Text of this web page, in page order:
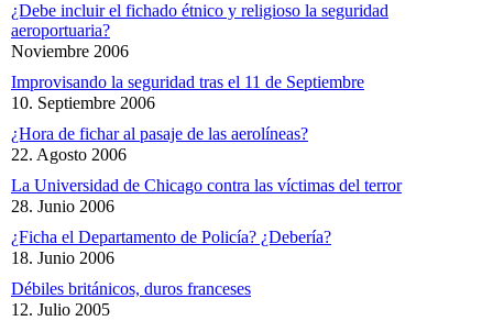
¿Debe incluir el fichado étnico y religioso la seguridad
aeroportuaria?
Noviembre 2006
Improvisando la seguridad tras el 11 de Septiembre
10. Septiembre 2006
¿Hora de fichar al pasaje de las aerolíneas?
22. Agosto 2006
La Universidad de Chicago contra las víctimas del terror
28. Junio 2006
¿Ficha el Departamento de Policía? ¿Debería?
18. Junio 2006
Débiles británicos, duros franceses
12. Julio 2005